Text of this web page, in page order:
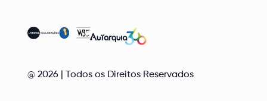
@ 2026 | Todos os Direitos Reservados